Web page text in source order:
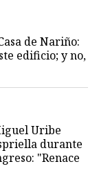
de Nariño:
edificio; y no,
Uribe
durante
"Renace